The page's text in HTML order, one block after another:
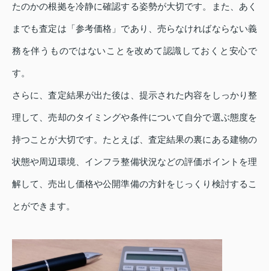
たのかの根拠を冷静に確認する姿勢が大切です。また、あく
までも査定は「参考価格」であり、売らなければならない義
務を伴うものではないことを改めて認識しておくと安心で
す。
さらに、査定結果が出た後は、提示された内容をしっかり整
理して、売却のタイミングや条件について自分で選ぶ態度を
持つことが大切です。たとえば、査定結果の裏にある建物の
状態や周辺環境、インフラ整備状況などの評価ポイントを理
解して、売出し価格や公開準備の方針をじっくり検討するこ
とができます。